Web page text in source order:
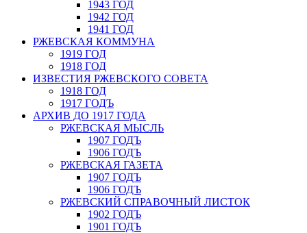
1943 ГОД
1942 ГОД
1941 ГОД
РЖЕВСКАЯ КОММУНА
1919 ГОД
1918 ГОД
ИЗВЕСТИЯ РЖЕВСКОГО СОВЕТА
1918 ГОД
1917 ГОДЪ
АРХИВ ДО 1917 ГОДА
РЖЕВСКАЯ МЫСЛЬ
1907 ГОДЪ
1906 ГОДЪ
РЖЕВСКАЯ ГАЗЕТА
1907 ГОДЪ
1906 ГОДЪ
РЖЕВСКИЙ СПРАВОЧНЫЙ ЛИСТОК
1902 ГОДЪ
1901 ГОДЪ